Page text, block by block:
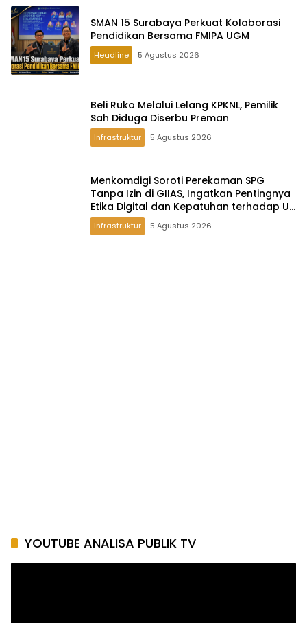
SMAN 15 Surabaya Perkuat Kolaborasi
Pendidikan Bersama FMIPA UGM
Headline 5 Agustus 2026
Beli Ruko Melalui Lelang KPKNL, Pemilik
Sah Diduga Diserbu Preman
Infrastruktur 5 Agustus 2026
Menkomdigi Soroti Perekaman SPG
Tanpa Izin di GIIAS, Ingatkan Pentingnya
Etika Digital dan Kepatuhan terhadap UU
PDP
Infrastruktur 5 Agustus 2026
YOUTUBE ANALISA PUBLIK TV